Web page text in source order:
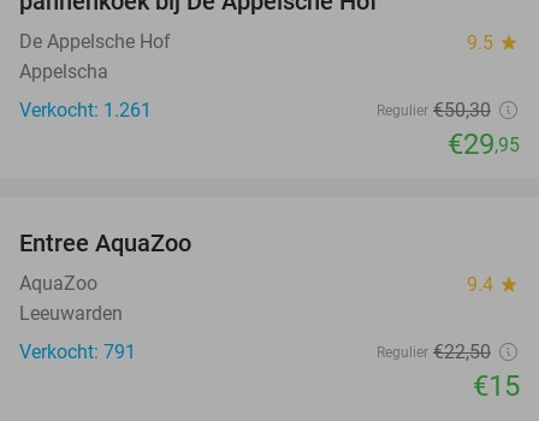
De Appelsche Hof 9.5 star
Appelscha
Verkocht: 1.261
Regulier €50,30
€29,95
Entree AquaZoo
AquaZoo 9.4 star
Leeuwarden
Verkocht: 791
Regulier €22,50
€15